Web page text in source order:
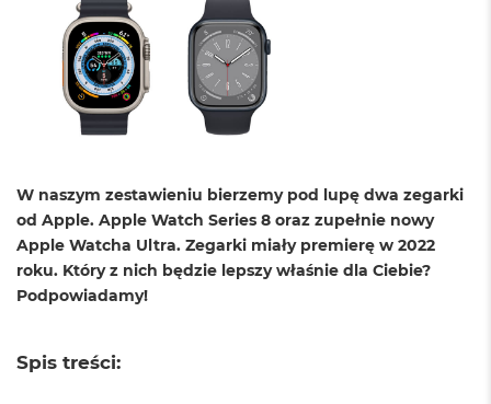
u
g
k
o
l
o
M
a
c
B
o
o
e
W naszym zestawieniu bierzemy pod lupę dwa zegarki
od Apple. Apple Watch Series 8 oraz zupełnie nowy
Apple Watcha Ultra. Zegarki miały premierę w 2022
roku. Który z nich będzie lepszy właśnie dla Ciebie?
Podpowiadamy!
Spis treści: